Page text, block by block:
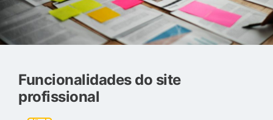
Funcionalidades do site
profissional